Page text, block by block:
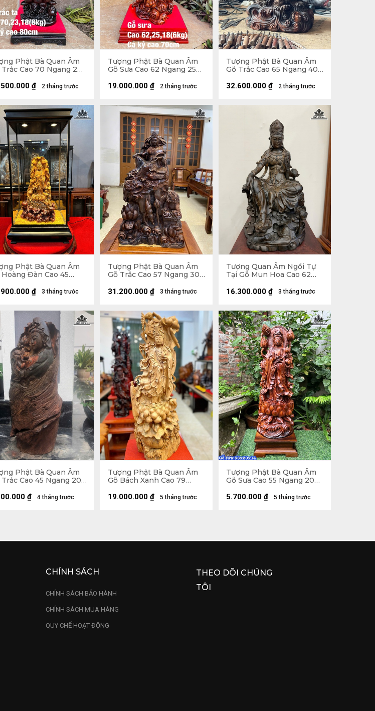
Phật Bà Quan Âm
Trắc Cao 70 Ngang 23
80
2 tháng trước
₫
Tượng Phật Bà Quan Âm
Gỗ Sưa Cao 62 Ngang 25
(cm) - 6kg
2 tháng trước
19.000.000 ₫
Tượng Phật Bà Quan Âm
Gỗ Trắc Cao 65 Ngang 40
2 tháng trước
32.600.000 ₫
Phật Bà Quan Âm
Hoàng Đàn Cao 45
75 Rộng 42 Sâu 30 cm
3 tháng trước
₫
Tượng Phật Bà Quan Âm
Gỗ Trắc Cao 57 Ngang 30
3 tháng trước
31.200.000 ₫
Tượng Quan Âm Ngồi Tự
Tại Gỗ Mun Hoa Cao 62
3 tháng trước
16.300.000 ₫
Phật Bà Quan Âm
Trắc Cao 45 Ngang 20
4 tháng trước
₫
Tượng Phật Bà Quan Âm
Gỗ Bách Xanh Cao 79
5 tháng trước
19.000.000 ₫
Tượng Phật Bà Quan Âm
Gỗ Sưa Cao 55 Ngang 20
5 tháng trước
5.700.000 ₫
CHÍNH SÁCH
CHÍNH SÁCH BẢO HÀNH
CHÍNH SÁCH MUA HÀNG
QUY CHẾ HOẠT ĐỘNG
THEO DÕI CHÚNG
TÔI